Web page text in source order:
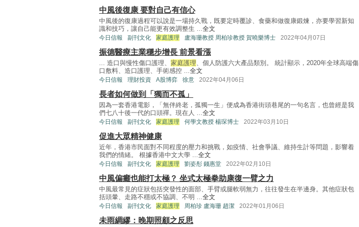
中風後復康 要對自己有信心
中風後的復康過程可以說是一場持久戰，既要定時覆診、食藥和做復康鍛煉，亦要學習新知
識和技巧，讓自己能更有效調整生 ...全文
今日信報 副刊文化 家庭護理 盧海珊教授 周柏珍教授 賀曉樂博士 2022年04月07日
振德醫療主業穩步增長 前景看漲
... 造口與慢性傷口護理、 家庭護理、個人防護六大產品類別。 統計顯示，2020年全球高端傷
口敷料、造口護理、手術感控 ...全文
今日信報 理財投資 A股博弈 徐意 2022年04月06日
長者如何做到「獨而不孤」
因為一套香港電影，「無伴終老，孤獨一生」便成為香港街頭巷尾的一句名言，也曾經是我
們七八十後一代的口頭禪。現在人 ...全文
今日信報 副刊文化 家庭護理 何學文教授 楊琛博士 2022年03月10日
促進大眾精神健康
近年，香港市民面對不同程度的壓力和挑戰，如疫情、社會爭議、維持生計等問題，影響着
我們的情緒。 根據香港中文大學 ...全文
今日信報 副刊文化 家庭護理 劉姿彤 錢惠堂 2022年02月10日
中風偏癱也能打太極？ 坐式太極拳助康復一臂之力
中風最常見的症狀包括突發性的面部、手臂或腿軟弱無力，往往發生在半邊身。其他症狀包
括頭暈、走路不穩或不協調、不明 ...全文
今日信報 副刊文化 家庭護理 周柏珍 盧海珊 趙潔 2022年01月06日
未雨綢繆：晚期照顧之反思